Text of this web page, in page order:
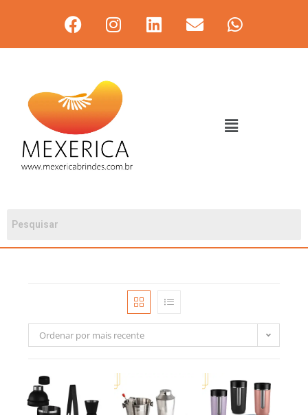
Ordenar por mais recente